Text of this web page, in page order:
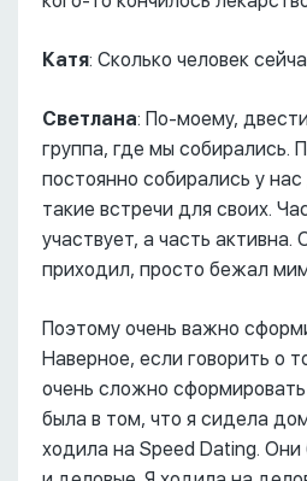
Катя: Сколько человек
Светлана: По-моему,
группа, где мы собирались.
постоянно собирались у
такие встречи для своих.
участвует, а часть
приходил, просто бежал
Поэтому очень важно
Наверное, если говорить о
очень сложно
была в том, что я сидела
ходила на Speed Dating.